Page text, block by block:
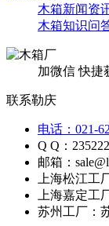
木箱新闻资
木箱知识问
加微信 快捷
联系勒庆
电话：021-
Q Q：
邮箱：
上海松江工
上海嘉定工
苏州工厂：